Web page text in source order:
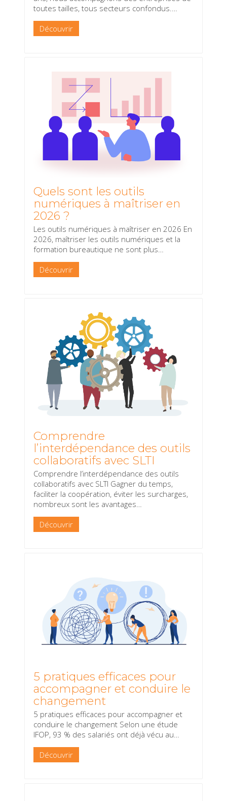
toutes tailles, tous secteurs confondus.…
Découvrir
Quels sont les outils
numériques à maîtriser en
2026 ?
Les outils numériques à maîtriser en 2026 En
2026, maîtriser les outils numériques et la
formation bureautique ne sont plus
Découvrir
Comprendre
l’interdépendance des outils
collaboratifs avec SLTI
Comprendre l’interdépendance des outils
collaboratifs avec SLTI Gagner du temps,
faciliter la coopération, éviter les surcharges,
nombreux sont les avantages
Découvrir
5 pratiques efficaces pour
accompagner et conduire le
changement
5 pratiques efficaces pour accompagner et
conduire le changement Selon une étude
IFOP, 93 % des salariés ont déjà vécu au
Découvrir